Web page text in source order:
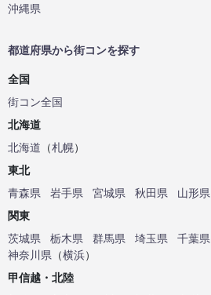
沖縄県
都道府県から街コンを探す
全国
街コン全国
北海道
北海道 （札幌）
東北
青森県
岩手県 宮城県 秋田県 山形県
関東
茨城県
栃木県 群馬県 埼玉県 千葉県
神奈川県 （横浜）
甲信越・北陸